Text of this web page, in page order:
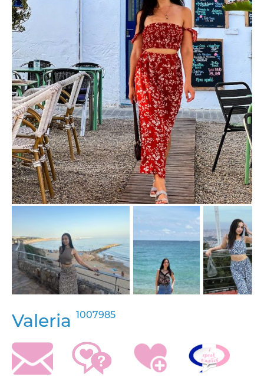
Valeria 1007985